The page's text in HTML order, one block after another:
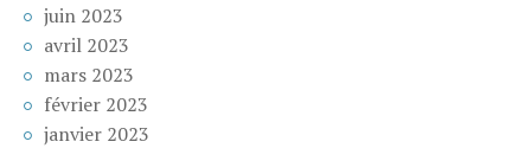
juin 2023
avril 2023
mars 2023
février 2023
janvier 2023